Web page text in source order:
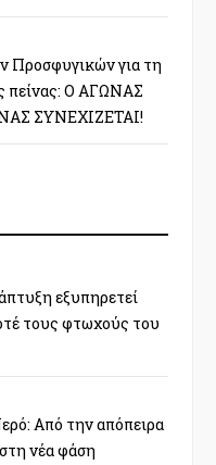
Προσφυγικών για τη
πείνας: Ο ΑΓΩΝΑΣ
ΣΥΝΕΧΙΖΕΤΑΙ!
εξυπηρετεί
τους φτωχούς του
Από την απόπειρα
νέα φάση